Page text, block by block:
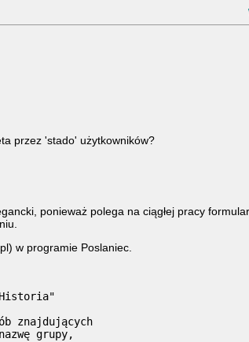
przez 'stado' użytkowników?
ponieważ polega na ciągłej pracy
w programie Poslaniec.
znajdujących
grupy,